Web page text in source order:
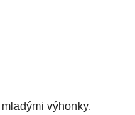
výhonky.